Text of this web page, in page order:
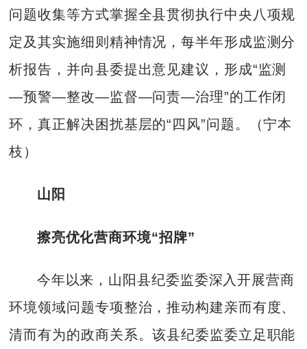
问题收集等方式掌握全县贯彻执行中央八项规
定及其实施细则精神情况，每半年形成监测分
析报告，并向县委提出意见建议，形成“监测
—预警—整改—监督—问责—治理”的工作闭
环，真正解决困扰基层的“四风”问题。（宁本
枝）
山阳
擦亮优化营商环境“招牌”
今年以来，山阳县纪委监委深入开展营商
环境领域问题专项整治，推动构建亲而有度、
清而有为的政商关系。该县纪委监委立足职能